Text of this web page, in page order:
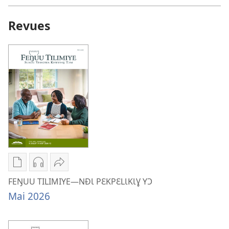
Revues
Options
de
téléchargement
Options
de
téléchargement
Tayɩ
FEŊUU
FEŊUU TILIMIYE—NĐƖ PƐKPƐLƖKƖƔ YƆ
Mai 2026